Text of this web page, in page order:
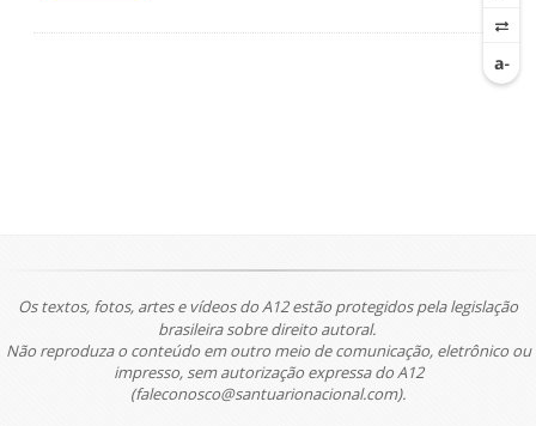
Os textos, fotos, artes e vídeos do A12 estão protegidos pela legislação
brasileira sobre direito autoral.
Não reproduza o conteúdo em outro meio de comunicação, eletrônico ou
impresso, sem autorização expressa do A12
(faleconosco@santuarionacional.com).